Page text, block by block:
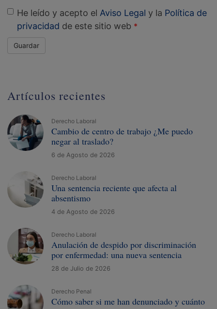
He leído y acepto el Aviso Legal y la Política de
privacidad de este sitio web
Guardar
Artículos recientes
Derecho Laboral
Cambio de centro de trabajo ¿Me puedo
negar al traslado?
6 de Agosto de 2026
Derecho Laboral
Una sentencia reciente que afecta al
absentismo
4 de Agosto de 2026
Derecho Laboral
Anulación de despido por discriminación
por enfermedad: una nueva sentencia
28 de Julio de 2026
Derecho Penal
Cómo saber si me han denunciado y cuánto